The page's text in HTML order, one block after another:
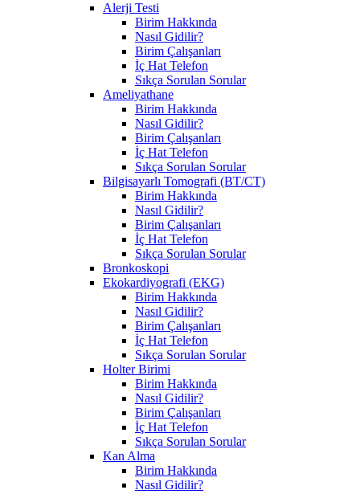
Alerji Testi
Birim Hakkında
Nasıl Gidilir?
Birim Çalışanları
İç Hat Telefon
Sıkça Sorulan Sorular
Ameliyathane
Birim Hakkında
Nasıl Gidilir?
Birim Çalışanları
İç Hat Telefon
Sıkça Sorulan Sorular
Bilgisayarlı Tomografi (BT/CT)
Birim Hakkında
Nasıl Gidilir?
Birim Çalışanları
İç Hat Telefon
Sıkça Sorulan Sorular
Bronkoskopi
Ekokardiyografi (EKG)
Birim Hakkında
Nasıl Gidilir?
Birim Çalışanları
İç Hat Telefon
Sıkça Sorulan Sorular
Holter Birimi
Birim Hakkında
Nasıl Gidilir?
Birim Çalışanları
İç Hat Telefon
Sıkça Sorulan Sorular
Kan Alma
Birim Hakkında
Nasıl Gidilir?